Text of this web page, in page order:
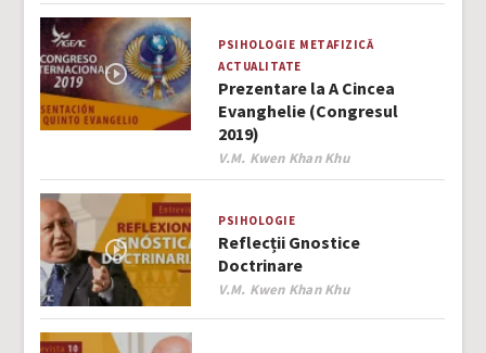
PSIHOLOGIE METAFIZICĂ
ACTUALITATE
Prezentare la A Cincea
Evanghelie (Congresul
2019)
Author
V.M. Kwen Khan Khu
PSIHOLOGIE
Reflecții Gnostice
Doctrinare
Author
V.M. Kwen Khan Khu